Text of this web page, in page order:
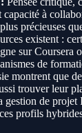
à
précieuses
existent :
sur Coursera
de
montrent que
trouver leur
gestion de
profils